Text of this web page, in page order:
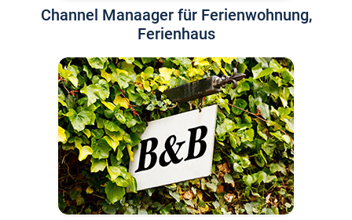
Channel Manaager für Ferienwohnung,
Ferienhaus